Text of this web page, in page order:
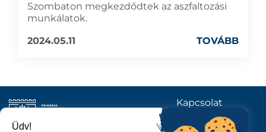
Szombaton megkezdődtek az aszfaltozási
munkálatok.
2024.05.11
TOVÁBB
Kapcsolat
KÖVESSENEK
Üdv!